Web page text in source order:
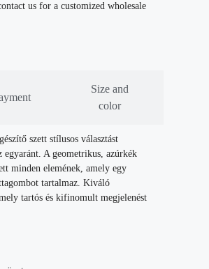
us for a customized wholesale
Size and
color
szett stílusos választást
egyaránt. A geometrikus, azúrkék
minden elemének, amely egy
tartalmaz. Kiváló
tartós és kifinomult megjelenést